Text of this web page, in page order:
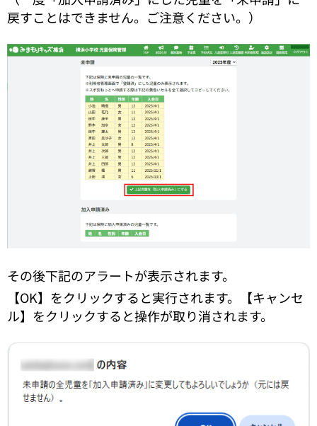
戻すことはできません。ご注意ください。）
その後下記のアラートが表示されます。
【OK】をクリックすると実行されます。【キャンセ
ル】をクリックすると操作が取り消されます。